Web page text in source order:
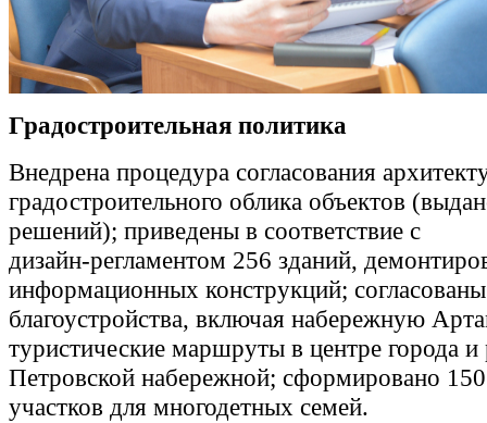
Градостроительная политика
Внедрена процедура согласования
градостроительного облика объектов
решений); приведены в соответствие с
дизайн‑регламентом 256 зданий,
информационных конструкций;
благоустройства, включая набережную
туристические маршруты в центре города и
Петровской набережной; сформировано
участков для многодетных семей.